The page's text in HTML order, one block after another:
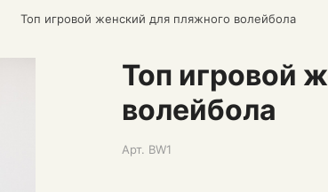
Топ игровой женский для пляжного волейбола
Топ игровой
волейбола
Арт. BW1